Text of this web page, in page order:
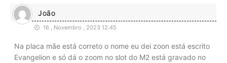
João
16 , Novembro , 2023 12:45
Na placa mãe está correto o nome eu dei zoon está escrito
Evangelion e só dá o zoom no slot do M2 está gravado no